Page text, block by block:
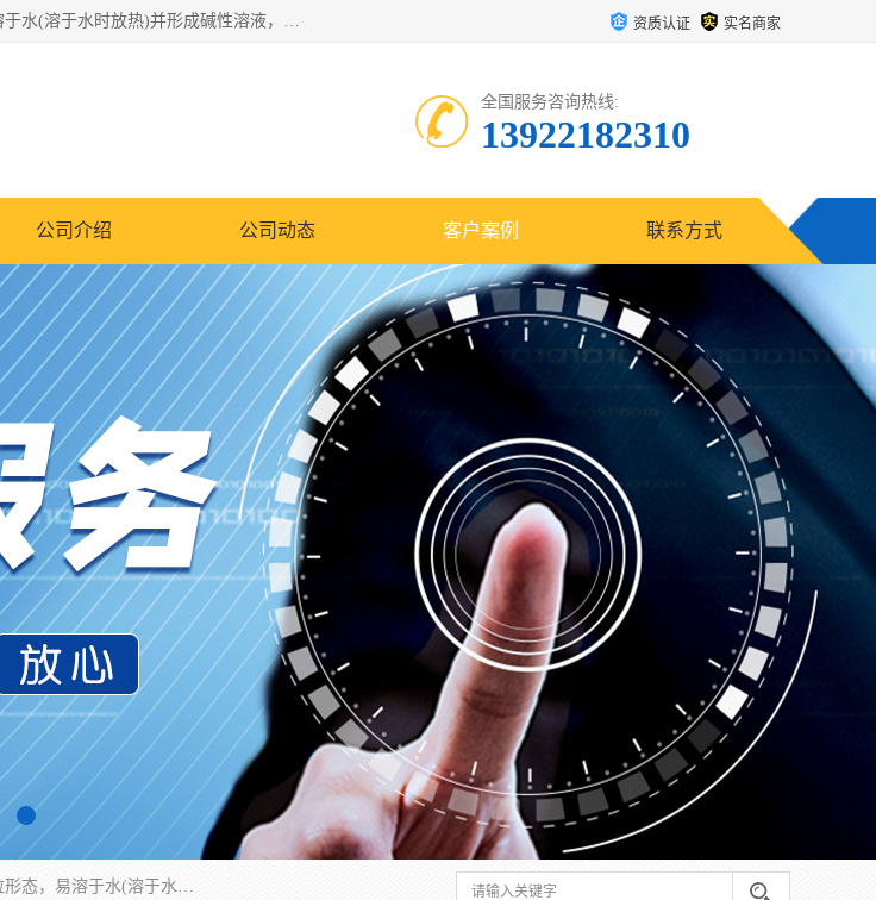
氢氧化钠化学式为NaOH，为一种具有很强腐蚀性的强碱，一般为片状或颗粒形态，易溶于水(溶于水时放热)并形成碱性溶液，另有潮解性，易吸取空气中的水蒸气(潮解)和(变质)。NaOH是化学实验室其中一种必备的化学品，亦为常见的化工品之一。纯品是无色透明的晶体。密度2.130g/cm3。熔点318.4℃。沸点1390℃。工业品含有少量的氯化和碳酸，是白色不透明的晶体。 资质认证 实名商家
全国服务咨询热线:
13922182310
公司介绍 公司动态 客户案例 联系方式
氢氧化钠化学式为NaOH，为一种具有很强腐蚀性的强碱，一般为片状或颗粒形态，易溶于水(溶于水时放热)并形成碱性溶液，另有潮解性，易吸取空气中的水蒸气(潮解)和(变质)。NaOH是化学实验室其中一种必备的化学品，亦为常见的化工品之一。纯品是无色透明的晶体。密度2.130g/cm3。熔点318.4℃。沸点1390℃。工业品含有少量的氯化和碳酸，是白色不透明的晶体。